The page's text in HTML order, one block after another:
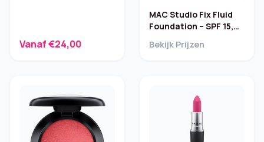
Vanaf €24,00
MAC Studio Fix Fluid
Foundation – SPF 15,
Bekijk Prijzen